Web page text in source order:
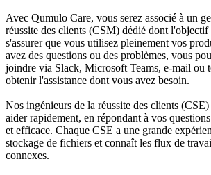
Avec Qumulo Care, vous serez associé à un
réussite des clients (CSM) dédié dont
s'assurer que vous utilisez pleinement vos
avez des questions ou des problèmes, vous
joindre via Slack, Microsoft Teams, e-mail ou
obtenir l'assistance dont vous avez besoin.
Nos ingénieurs de la réussite des clients
aider rapidement, en répondant à vos
et efficace. Chaque CSE a une grande
stockage de fichiers et connaît les flux de
connexes.